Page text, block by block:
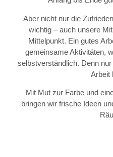
Aber nicht nur die
wichtig – auch unsere
Mittelpunkt. Ein gutes
gemeinsame Aktivitäten,
selbstverständlich. Denn
Arbeit
Mit Mut zur Farbe und
bringen wir frische Ideen